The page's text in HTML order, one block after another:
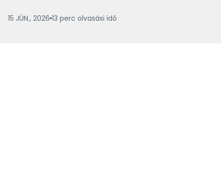
15 JÚN., 2026 13 perc olvasási idő